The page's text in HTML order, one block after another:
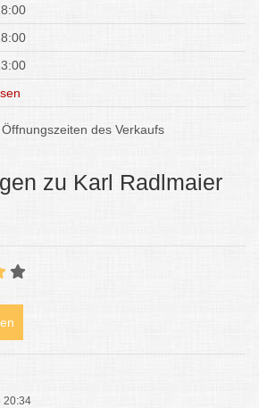
des Verkaufs
zu Karl Radlmaier
20:34